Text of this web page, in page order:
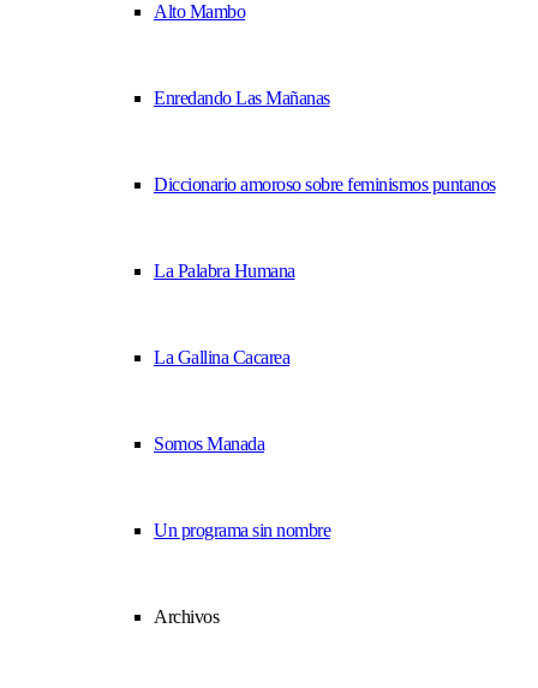
Alto Mambo
Enredando Las Mañanas
Diccionario amoroso sobre feminismos puntanos
La Palabra Humana
La Gallina Cacarea
Somos Manada
Un programa sin nombre
Archivos